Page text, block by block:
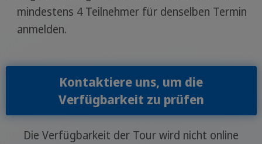
mindestens 4 Teilnehmer für denselben Termin
anmelden.
Kontaktiere uns, um die
Verfügbarkeit zu prüfen
Die Verfügbarkeit der Tour wird nicht online